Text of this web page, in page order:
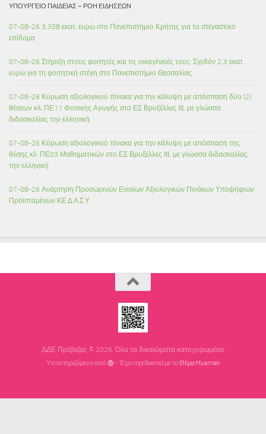
ΥΠΟΥΡΓΕΊΟ ΠΑΙΔΕΊΑΣ – ΡΟΉ ΕΙΔΉΣΕΩΝ
07-08-26 3,358 εκατ. ευρώ στο Πανεπιστήμιο Κρήτης για το στεγαστικό
επίδομα
07-08-26 Στήριξη στους φοιτητές και τις οικογένειές τους: Σχεδόν 2,3 εκατ.
ευρώ για τη φοιτητική στέγη στο Πανεπιστήμιο Θεσσαλίας
07-08-26 Κύρωση αξιολογικού πίνακα για την κάλυψη με απόσπαση δύο (2)
θέσεων κλ. ΠΕ11 Φυσικής Αγωγής στο ΕΣ Βρυξέλλες ΙΙΙ, με γλώσσα
διδασκαλίας την ελληνική
07-08-26 Κύρωση αξιολογικού πίνακα για την κάλυψη με απόσπαση της
θέσης κλ. ΠΕ03 Μαθηματικών στο ΕΣ Βρυξέλλες ΙΙΙ, με γλώσσα διδασκαλίας
την ελληνική
07-08-26 Ανάρτηση Προσωρινών Ενιαίων Αξιολογικών Πινάκων Υποψήφιων
Προϊσταμένων ΚΕ.Δ.Α.Σ.Υ.
ΔΔΕ Πρέβεζας © 2026. Όλα τα δικαιώματα κατοχυρωμένα.
Υποστηριζόμενο από - Έχει σχεδιαστεί με τοΘέμα Ηueman